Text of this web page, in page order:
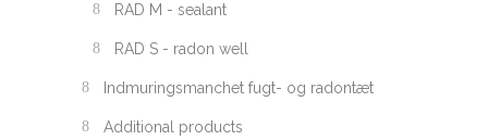
RAD M - sealant
RAD S - radon well
Indmuringsmanchet fugt- og radontæt
Additional products